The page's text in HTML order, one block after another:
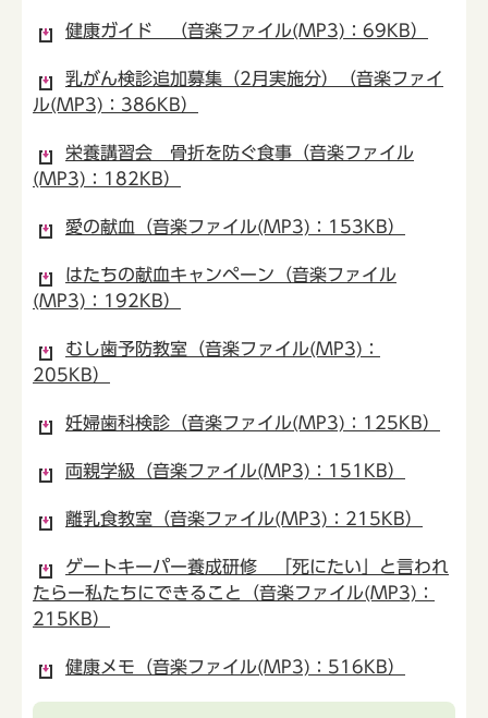
健康ガイド （音楽ファイル(MP3)：69KB）
乳がん検診追加募集（2月実施分）（音楽ファイ
ル(MP3)：386KB）
栄養講習会 骨折を防ぐ食事（音楽ファイル
(MP3)：182KB）
愛の献血（音楽ファイル(MP3)：153KB）
はたちの献血キャンペーン（音楽ファイル
(MP3)：192KB）
むし歯予防教室（音楽ファイル(MP3)：
205KB）
妊婦歯科検診（音楽ファイル(MP3)：125KB）
両親学級（音楽ファイル(MP3)：151KB）
離乳食教室（音楽ファイル(MP3)：215KB）
ゲートキーパー養成研修 「死にたい」と言われ
たらー私たちにできること（音楽ファイル(MP3)：
215KB）
健康メモ（音楽ファイル(MP3)：516KB）